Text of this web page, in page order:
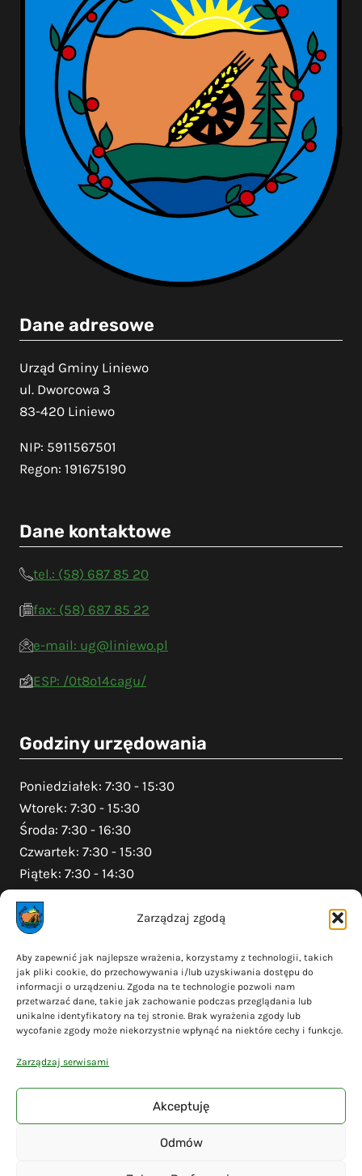
Zarządzaj zgodą
Aby zapewnić jak najlepsze wrażenia, korzystamy z technologii, takich
jak pliki cookie, do przechowywania i/lub uzyskiwania dostępu do
informacji o urządzeniu. Zgoda na te technologie pozwoli nam
przetwarzać dane, takie jak zachowanie podczas przeglądania lub
unikalne identyfikatory na tej stronie. Brak wyrażenia zgody lub
wycofanie zgody może niekorzystnie wpłynąć na niektóre cechy i funkcje.
Zarządzaj serwisami
Akceptuję
Odmów
Dane adresowe
Urząd Gminy Liniewo
ul. Dworcowa 3
83-420 Liniewo
NIP: 5911567501
Regon: 191675190
Dane kontaktowe
tel.: (58) 687 85 20
fax: (58) 687 85 22
e-mail: ug@liniewo.pl
ESP: /0t8o14cagu/
Godziny urzędowania
Poniedziałek: 7:30 - 15:30
Wtorek: 7:30 - 15:30
Środa: 7:30 - 16:30
Czwartek: 7:30 - 15:30
Piątek: 7:30 - 14:30
Na skróty
Polityka prywatności
Polityka plików cookies (EU)
Deklaracja dostępności
Mapa serwisu